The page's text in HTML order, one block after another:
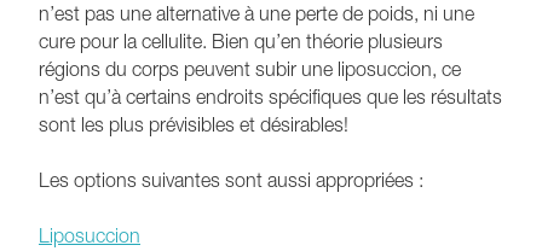
n’est pas une alternative à une perte de poids, ni une
cure pour la cellulite. Bien qu’en théorie plusieurs
régions du corps peuvent subir une liposuccion, ce
n’est qu’à certains endroits spécifiques que les résultats
sont les plus prévisibles et désirables!
Les options suivantes sont aussi appropriées :
Liposuccion